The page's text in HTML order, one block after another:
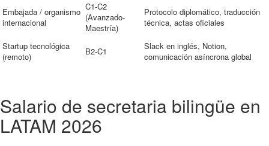
Embajada / organismo
internacional
C1-C2
(Avanzado-
Maestría)
Protocolo diplomático, traducción
técnica, actas oficiales
Startup tecnológica
(remoto)
B2-C1
Slack en inglés, Notion,
comunicación asíncrona global
Salario de secretaria bilingüe en
LATAM 2026